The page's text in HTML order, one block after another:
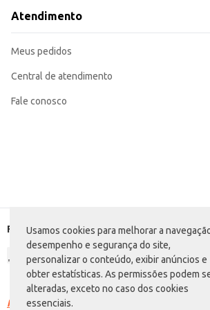
Usamos cookies para melhorar a
desempenho e segurança do site,
personalizar o conteúdo, exibir anúncios e
obter estatísticas. As permissões podem
alteradas, exceto no caso dos cookies
essenciais.
Atendimento
Meus pedidos
Central de atendimento
Fale conosco
Formas de pagamento
Racismo é crime. Denuncie. Disque 100 ou